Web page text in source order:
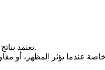
تعتمد نتائج السطح على السبيكة، وجودة الصب، وتحديد الوجه المرئي، والمعالجة المسبقة، وسمك الطلاء، وتحمل اللون، وحماية التعبئة بعد الإنهاء.
خاصة عندما يؤثر المظهر، أو